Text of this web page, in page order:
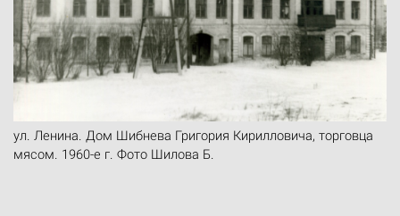
ул. Ленина. Дом Шибнева Григория Кирилловича, торговца
мясом. 1960-е г. Фото Шилова Б.